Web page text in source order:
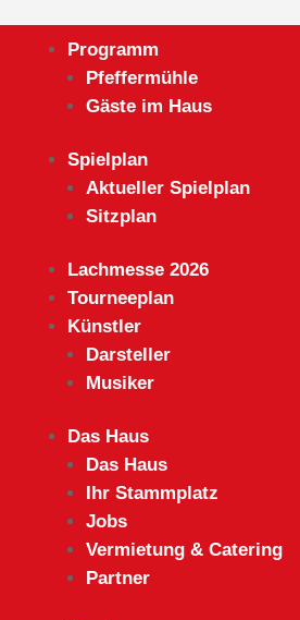
Programm
Pfeffermühle
Gäste im Haus
Spielplan
Aktueller Spielplan
Sitzplan
Lachmesse 2026
Tourneeplan
Künstler
Darsteller
Musiker
Das Haus
Das Haus
Ihr Stammplatz
Jobs
Vermietung & Catering
Partner